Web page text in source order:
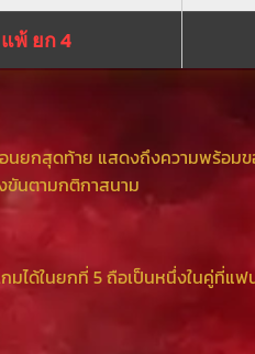
แพ้ ยก 4
ยกสุดท้าย แสดงถึงความพร้อม
ขันตามกติกาสนาม
มได้ในยกที่ 5 ถือเป็นหนึ่งในคู่ที่แ